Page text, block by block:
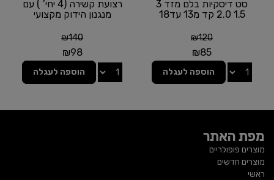
סט דיסקיות בלם מזד 3
1.5 2.0 קד מ13 עד18
₪120
₪85
הוספה לעגלה
רצועת קשירה (4 יחי’ ) עם
מנגנון הידוק מקצועי
₪140
₪98
הוספה לעגלה
מפת האתר
מוצרים פופולריים
מוצרים חדשים
ראשי